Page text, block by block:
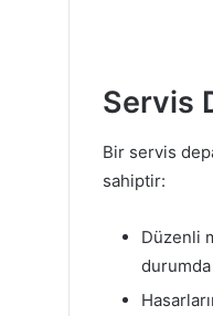
Servis
Bir servis
sahiptir:
Düzenli
durumda